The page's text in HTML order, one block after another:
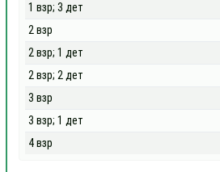
1 взр; 3 дет
2 взр
2 взр; 1 дет
2 взр; 2 дет
3 взр
3 взр; 1 дет
4 взр